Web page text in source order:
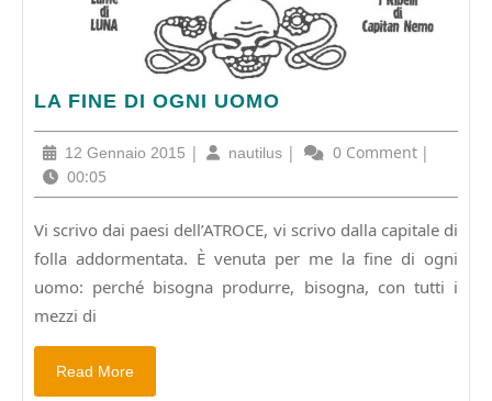
LA FINE DI OGNI UOMO
LA
DI
OGNI
UOMO
12 Gennaio 2015 12
2015
| nautilusnautilus
| 0 Comment |
00:05
Vi scrivo dai paesi dell’ATROCE, vi scrivo dalla capitale di
folla addormentata. È venuta per me la fine di ogni
uomo: perché bisogna produrre, bisogna, con tutti i
mezzi di
Read More
More